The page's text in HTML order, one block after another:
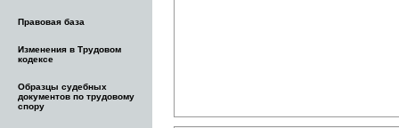
Правовая база
Изменения в Трудовом
кодексе
Образцы судебных
документов по трудовому
спору